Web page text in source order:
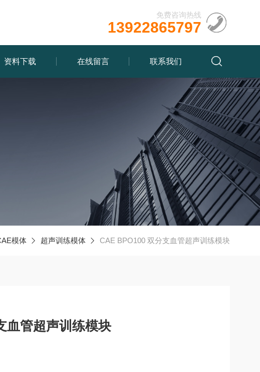
免费咨询热线
13922865797
资料下载 在线留言 联系我们
模体 超声训练模体 CAE BPO100 双分支血管超声训练模块
血管超声训练模块